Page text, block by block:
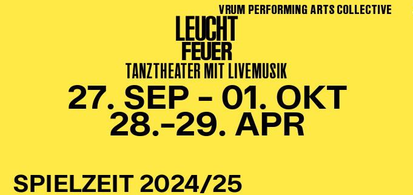
VRUM PERFORMING ARTS COLLECTIVE
LEUCHT
FEUER
TANZTHEATER MIT LIVEMUSIK
27. SEP – 01. OKT
28.–29. APR
SPIELZEIT 2024/25